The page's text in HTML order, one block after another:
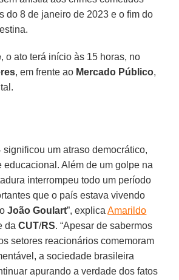
do 8 de janeiro de 2023 e o fim do
, o ato terá início às 15 horas, no
, em frente ao Mercado Público,
significou um atraso democrático,
educacional. Além de um golpe na
interrompeu todo um período
que o país estava vivendo
João Goulart”, explicaAmarildo
daCUT/RS. “Apesar de sabermos
setores reacionários comemoram
a sociedade brasileira
apurando a verdade dos fatos